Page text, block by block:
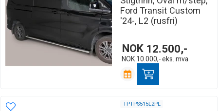
Ford Transit Custom
'24-, L2 (rusfri)
NOK 12.500,-
NOK 10.000,-eks. mva
TPTPS515L2PL